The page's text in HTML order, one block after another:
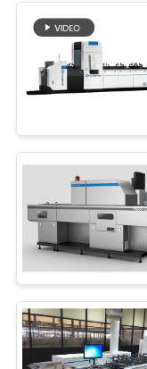
เรา
ทัวร์
ควบคุม
คุณภาพ
ติดต่อ
เรา